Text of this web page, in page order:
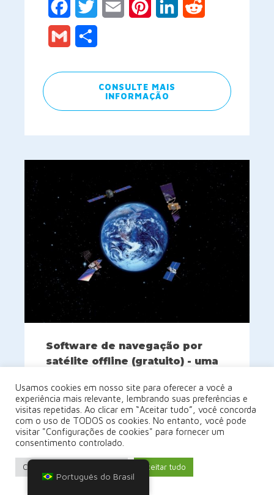
FacebookTwitter Email PinterestLinkedIn
Gmail
CONSULTE MAIS
INFORMAÇÃO
Software de navegação por
satélite offline (gratuito) - uma
5 de março de 2022
Um catálogo de software de navegação
por satélite (ou "GPS") gratuito (não
necessariamente de código aberto) para
uma ampla gama de dispositivos.
(Software de navegação com mapas
Usamos cookies em nosso site para oferecer a você a
experiência mais relevante, lembrando suas preferências e
visitas repetidas. Ao clicar em “Aceitar tudo”, você concorda
com o uso de TODOS os cookies. No entanto, você pode
visitar "Configurações de cookies" para fornecer um
consentimento controlado.
Configurações de cookies Aceitar tudo
Português do Brasil